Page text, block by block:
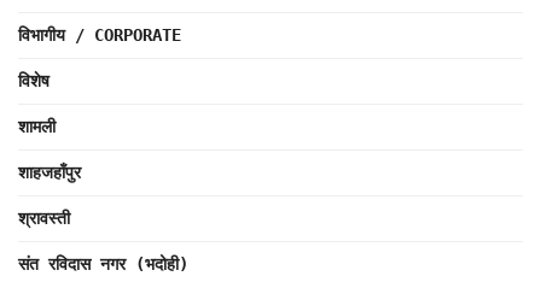
विभागीय / CORPORATE
विशेष
शामली
शाहजहाँपुर
श्रावस्ती
संत रविदास नगर (भदोही)